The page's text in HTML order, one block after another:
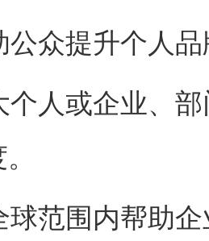
公众提升个人
个人或企业、
球范围内帮助